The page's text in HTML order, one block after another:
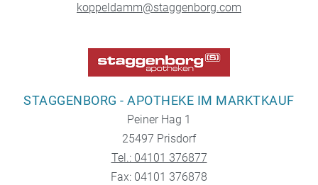
koppeldamm@staggenborg.com
STAGGENBORG - APOTHEKE IM MARKTKAUF
Peiner Hag 1
25497 Prisdorf
Tel.: 04101 376877
Fax: 04101 376878